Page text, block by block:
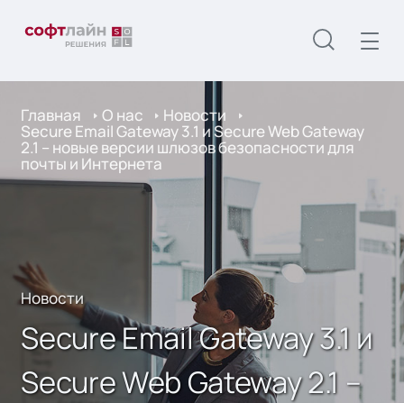
Главная О нас Новости
Secure Email Gateway 3.1 и Secure Web Gateway
2.1 – новые версии шлюзов безопасности для
почты и Интернета
Новости
Secure Email Gateway 3.1 и
Secure Web Gateway 2.1 –